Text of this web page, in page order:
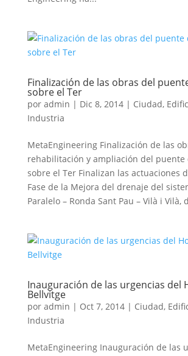
Finalización de las obras del
sobre el Ter
por admin | Dic 8, 2014| Ciudad,
Industria
MetaEngineering Finalización de las
rehabilitación y ampliación del puente
sobre el Ter Finalizan las actuaciones
Fase de la Mejora del drenaje del
Paralelo – Ronda Sant Pau – Vilà i Vilà,
Inauguración de las urgencias del
Bellvitge
por admin | Oct 7, 2014| Ciudad,
Industria
MetaEngineering Inauguración de las